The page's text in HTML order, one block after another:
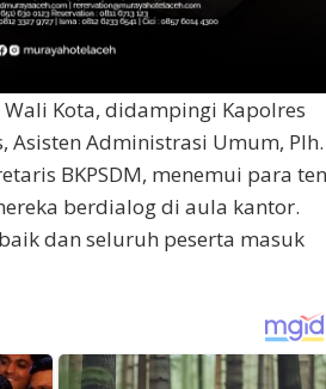
Kota, didampingi Kapolres
Asisten Administrasi Umum, Plh.
BKPSDM, menemui para
berdialog di aula kantor.
dan seluruh peserta masuk